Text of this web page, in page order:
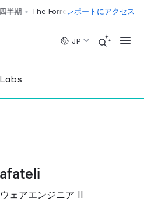
期 • The Forrester Wave™: XDR
レポートにアクセス
JP
ェアエンジニア II